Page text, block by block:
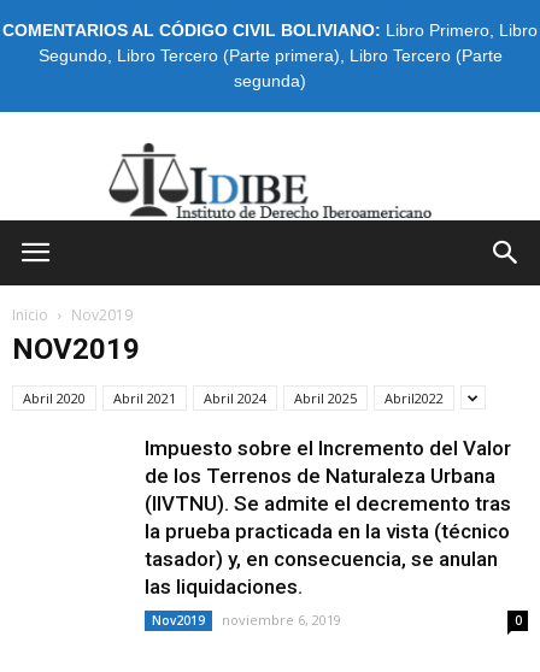
COMENTARIOS AL CÓDIGO CIVIL BOLIVIANO: Libro Primero Libro
Segundo, Libro Tercero (Parte primera)
Libro Tercero (Parte
segunda)
Inicio Nov2019
NOV2019
Abril 2020 Abril 2021 Abril 2024 Abril 2025 Abril2022
Impuesto sobre el Incremento del Valor
de los Terrenos de Naturaleza Urbana
(IIVTNU). Se admite el decremento tras
la prueba practicada en la vista (técnico
tasador) y, en consecuencia, se anulan
las liquidaciones.
Nov2019 noviembre 6, 2019 0